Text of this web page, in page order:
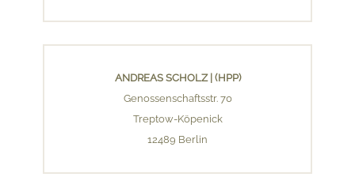
ANDREAS SCHOLZ | (HPP)
Genossenschaftsstr. 70
Treptow-Köpenick
12489 Berlin